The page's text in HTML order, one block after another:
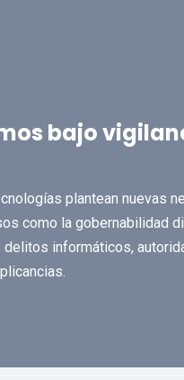
bajo
plantean nuevas
como la gobernabilidad
informáticos,